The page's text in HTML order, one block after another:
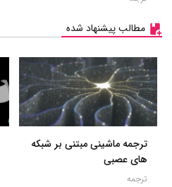
مطالب پیشنهاد شده
ترجمه ماشینی مبتنی بر شبکه
های عصبی
ترجمه